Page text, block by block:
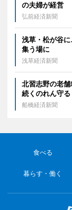
の夫婦が経営
弘前経済新聞
浅草・松が谷
集う場に
浅草経済新聞
北習志野の老
続くのれん守る
船橋経済新聞
食べる
暮らす・働く